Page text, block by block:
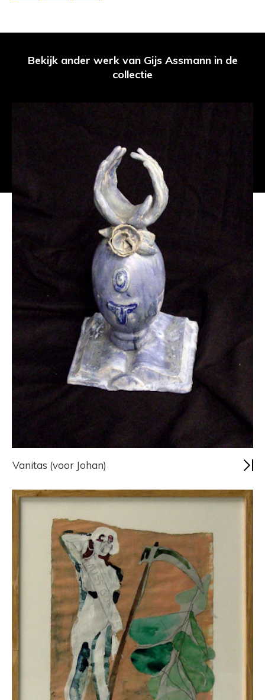
Bekijk ander werk van Gijs Assmann in de
collectie
Vanitas (voor Johan)